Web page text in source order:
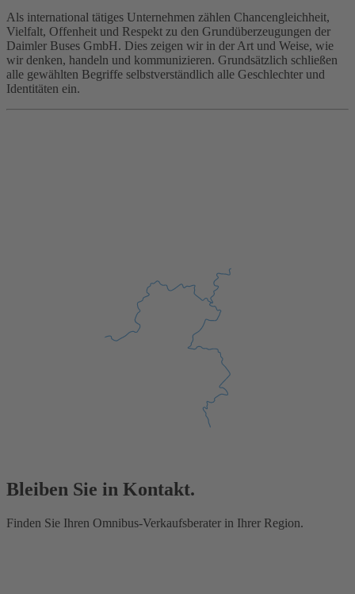
Als international tätiges Unternehmen zählen Chancengleichheit,
Vielfalt, Offenheit und Respekt zu den Grundüberzeugungen der
Daimler Buses GmbH. Dies zeigen wir in der Art und Weise, wie
wir denken, handeln und kommunizieren. Grundsätzlich schließen
alle gewählten Begriffe selbstverständlich alle Geschlechter und
Identitäten ein.
Bleiben Sie in Kontakt.
Finden Sie Ihren Omnibus-Verkaufsberater in Ihrer Region.